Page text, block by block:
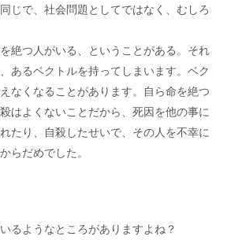
じで、社会問題としてではなく、むしろ
絶つ人がいる、ということがある。それ
あるベクトルを持ってしまいます。ベク
なくなることがあります。自ら命を絶つ
はよくないことだから、死因を他の事に
たり、自殺したせいで、その人を不幸に
らだめでした。
るようなところがありますよね？